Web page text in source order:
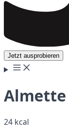
Jetzt ausprobieren
Almette
24 kcal